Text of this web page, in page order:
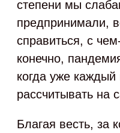
степени мы
предпринимали,
справиться, с
конечно,
когда уже каждый
рассчитывать на
Благая весть, за